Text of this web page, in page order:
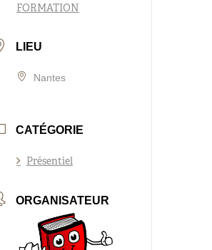
FORMATION
LIEU
Nantes
CATÉGORIE
Présentiel
ORGANISATEUR